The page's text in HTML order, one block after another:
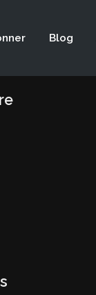
Blog